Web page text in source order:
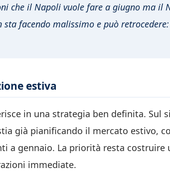
che il Napoli vuole fare a giugno ma il
facendo malissimo e può
estiva
in una strategia ben definita. Sul
già pianificando il mercato estivo,
a gennaio. La priorità resta costruire
immediate.